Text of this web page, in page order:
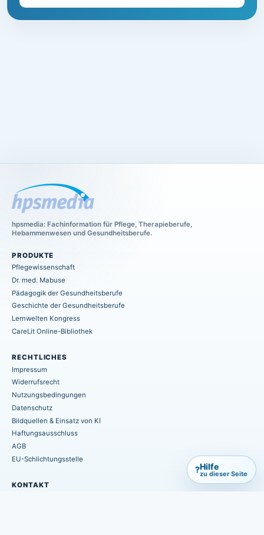
hpsmedia: Fachinformation für Pflege, Therapieberufe,
Hebammenwesen und Gesundheitsberufe.
PRODUKTE
Pflegewissenschaft
Dr. med. Mabuse
Pädagogik der Gesundheitsberufe
Geschichte der Gesundheitsberufe
Lernwelten Kongress
CareLit Online-Bibliothek
RECHTLICHES
Impressum
Widerrufsrecht
Nutzungsbedingungen
Datenschutz
Bildquellen & Einsatz von KI
Haftungsausschluss
AGB
EU-Schlichtungsstelle
KONTAKT
?Hilfe
zu dieser Seite